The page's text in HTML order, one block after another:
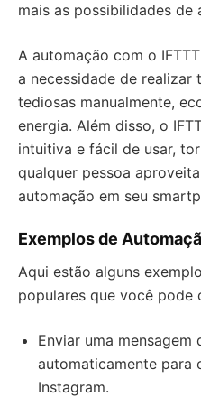
mais as possibilidades de
A automação com o
a necessidade de realizar
tediosas manualmente,
energia. Além disso, o
intuitiva e fácil de usar,
qualquer pessoa
automação em seu
Exemplos de
Aqui estão alguns
populares que você pode
Enviar uma mensagem
automaticamente para
Instagram.